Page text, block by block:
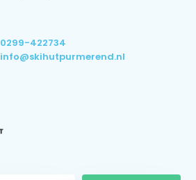
0299-422734
info@skihutpurmerend.nl